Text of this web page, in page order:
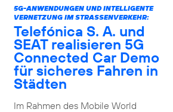
5G-ANWENDUNGEN UND INTELLIGENTE
VERNETZUNG IM STRASSENVERKEHR:
Telefónica S. A. und
SEAT realisieren 5G
Connected Car Demo
für sicheres Fahren in
Städten
Im Rahmen des Mobile World